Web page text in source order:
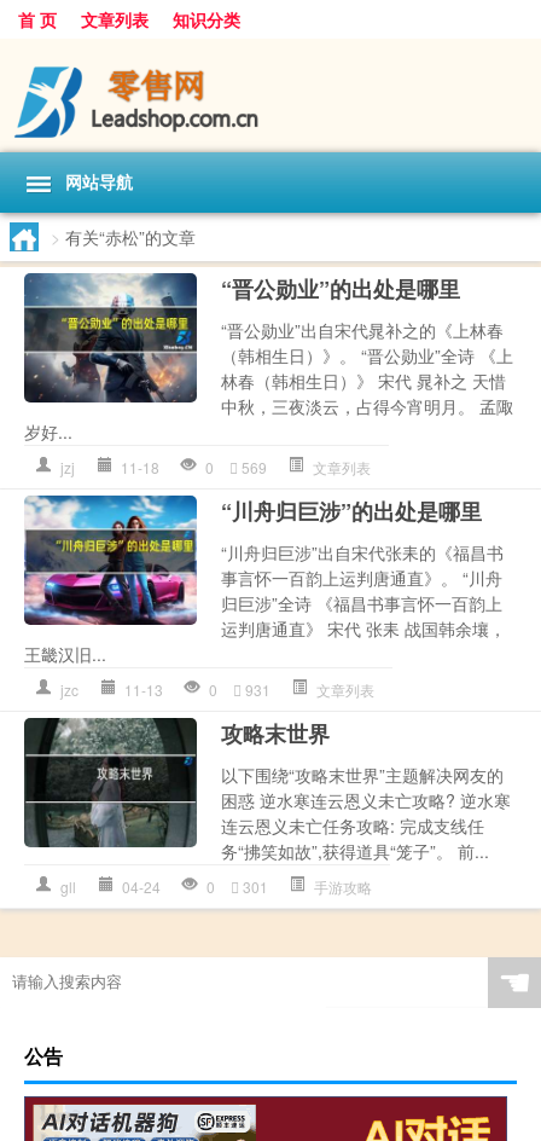
首 页 文章列表 知识分类
网站导航
> 有关“赤松”的文章
“晋公勋业”的出处是哪里
“晋公勋业”出自宋代晁补之的《上林春
（韩相生日）》。 “晋公勋业”全诗 《上
林春（韩相生日）》 宋代 晁补之 天惜
中秋，三夜淡云，占得今宵明月。 孟陬
岁好...
jzj 11-18 0 569 文章列表
“川舟归巨涉”的出处是哪里
“川舟归巨涉”出自宋代张耒的《福昌书
事言怀一百韵上运判唐通直》。 “川舟
归巨涉”全诗 《福昌书事言怀一百韵上
运判唐通直》 宋代 张耒 战国韩余壤，
王畿汉旧...
jzc 11-13 0 931 文章列表
攻略末世界
以下围绕“攻略末世界”主题解决网友的
困惑 逆水寒连云恩义未亡攻略? 逆水寒
连云恩义未亡任务攻略: 完成支线任
务“拂笑如故”,获得道具“笼子”。 前...
gll 04-24 0 301 手游攻略
☚
公告